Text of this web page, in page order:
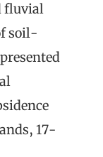
fluvial
soil-
17-